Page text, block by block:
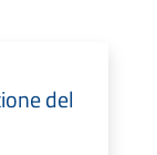
del